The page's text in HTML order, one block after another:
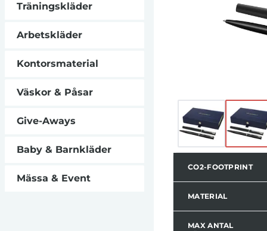
Träningskläder
Arbetskläder
Kontorsmaterial
Väskor & Påsar
Give-Aways
Baby & Barnkläder
Mässa & Event
CO2-FOOTPRINT
MATERIAL
MAX ANTAL